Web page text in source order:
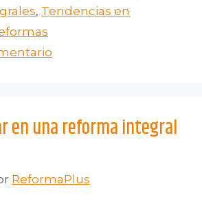
, Tendencias en
en una reforma integral
ReformaPlus